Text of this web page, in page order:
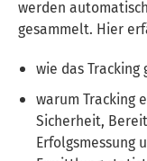
werden
gesammelt. Hier
wie das Tracking
warum Tracking
Sicherheit,
Erfolgsmessung